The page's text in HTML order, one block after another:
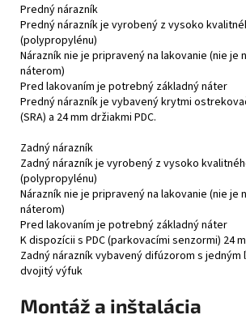
Predný nárazník
Predný nárazník je vyrobený z vysoko
(polypropylénu)
Nárazník nie je pripravený na lakovanie (nie je
náterom)
Pred lakovaním je potrebný základný náter
Predný nárazník je vybavený krytmi
(SRA) a 24 mm držiakmi PDC.
Zadný nárazník
Zadný nárazník je vyrobený z vysoko
(polypropylénu)
Nárazník nie je pripravený na lakovanie (nie je
náterom)
Pred lakovaním je potrebný základný náter
K dispozícii s PDC (parkovacími senzormi) 24
Zadný nárazník vybavený difúzorom s
dvojitý výfuk
Montáž a inštalácia